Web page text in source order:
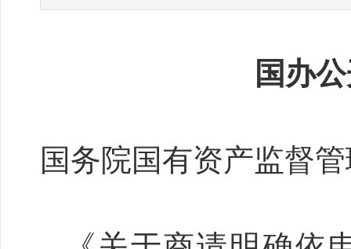
国办
国务院国有资产监督